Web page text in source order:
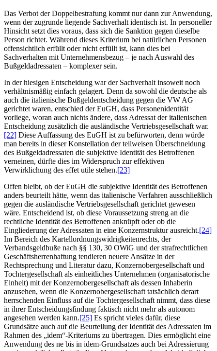
Das Verbot der Doppelbestrafung kommt nur dann zur Anwendung,
wenn der zugrunde liegende Sachverhalt identisch ist. In personeller
Hinsicht setzt dies voraus, dass sich die Sanktion gegen dieselbe
Person richtet. Während dieses Kriterium bei natürlichen Personen
offensichtlich erfüllt oder nicht erfüllt ist, kann dies bei
Sachverhalten mit Unternehmensbezug – je nach Auswahl des
Bußgeldadressaten – komplexer sein.
In der hiesigen Entscheidung war der Sachverhalt insoweit noch
verhältnismäßig einfach gelagert. Denn da sowohl die deutsche als
auch die italienische Bußgeldentscheidung gegen die VW AG
gerichtet waren, entschied der EuGH, dass Personenidentität
vorliege, woran auch nichts ändere, dass Adressat der italienischen
Entscheidung zusätzlich die ausländische Vertriebsgesellschaft war.
[22] Diese Auffassung des EuGH ist zu befürworten, denn würde
man bereits in dieser Konstellation der teilweisen Überschneidung
des Bußgeldadressaten die subjektive Identität des Betroffenen
verneinen, dürfte dies im Widerspruch zur effektiven
Verwirklichung des effet utile stehen.[23]
Offen bleibt, ob der EuGH die subjektive Identität des Betroffenen
anders beurteilt hätte, wenn das italienische Verfahren ausschließlich
gegen die ausländische Vertriebsgesellschaft gerichtet gewesen
wäre. Entscheidend ist, ob diese Voraussetzung streng an die
rechtliche Identität des Betroffenen anknüpft oder ob die
Eingliederung der Adressaten in eine Konzernstruktur ausreicht.[24]
Im Bereich des Kartellordnungswidrigkeitenrechts, der
Verbandsgeldbuße nach §§ 130, 30 OWiG und der strafrechtlichen
Geschäftsherrenhaftung tendieren neuere Ansätze in der
Rechtsprechung und Literatur dazu, Konzernobergesellschaft und
Tochtergesellschaft als einheitliches Unternehmen (organisatorische
Einheit) mit der Konzernobergesellschaft als dessen Inhaberin
anzusehen, wenn die Konzernobergesellschaft tatsächlich derart
herrschenden Einfluss auf die Tochtergesellschaft nimmt, dass diese
in ihrer Entscheidungsfindung faktisch nicht mehr als autonom
angesehen werden kann.[25] Es spricht vieles dafür, diese
Grundsätze auch auf die Beurteilung der Identität des Adressaten im
Rahmen des „idem“-Kriteriums zu übertragen. Dies ermöglicht eine
Anwendung des ne bis in idem-Grundsatzes auch bei Adressierung